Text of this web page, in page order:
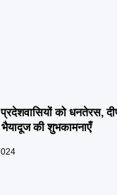
को धनतेरस,
भैयादूज की शुभकामनाएँ